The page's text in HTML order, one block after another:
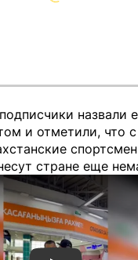
назвали
и отметили, что
стране еще